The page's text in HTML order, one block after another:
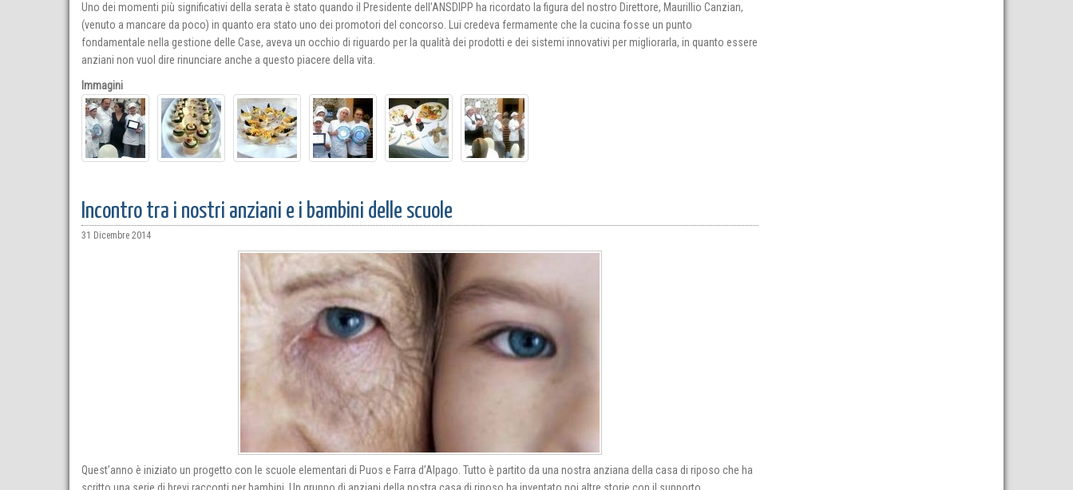
Uno dei momenti più significativi della serata è stato quando il Presidente dell’ANSDIPP ha ricordato la figura del nostro Direttore, Maurillio Canzian,
(venuto a mancare da poco) in quanto era stato uno dei promotori del concorso. Lui credeva fermamente che la cucina fosse un punto
fondamentale nella gestione delle Case, aveva un occhio di riguardo per la qualità dei prodotti e dei sistemi innovativi per migliorarla, in quanto essere
anziani non vuol dire rinunciare anche a questo piacere della vita.
Immagini
Incontro tra i nostri anziani e i bambini delle scuole
31 Dicembre 2014
Quest’anno è iniziato un progetto con le scuole elementari di Puos e Farra d’Alpago. Tutto è partito da una nostra anziana della casa di riposo che ha